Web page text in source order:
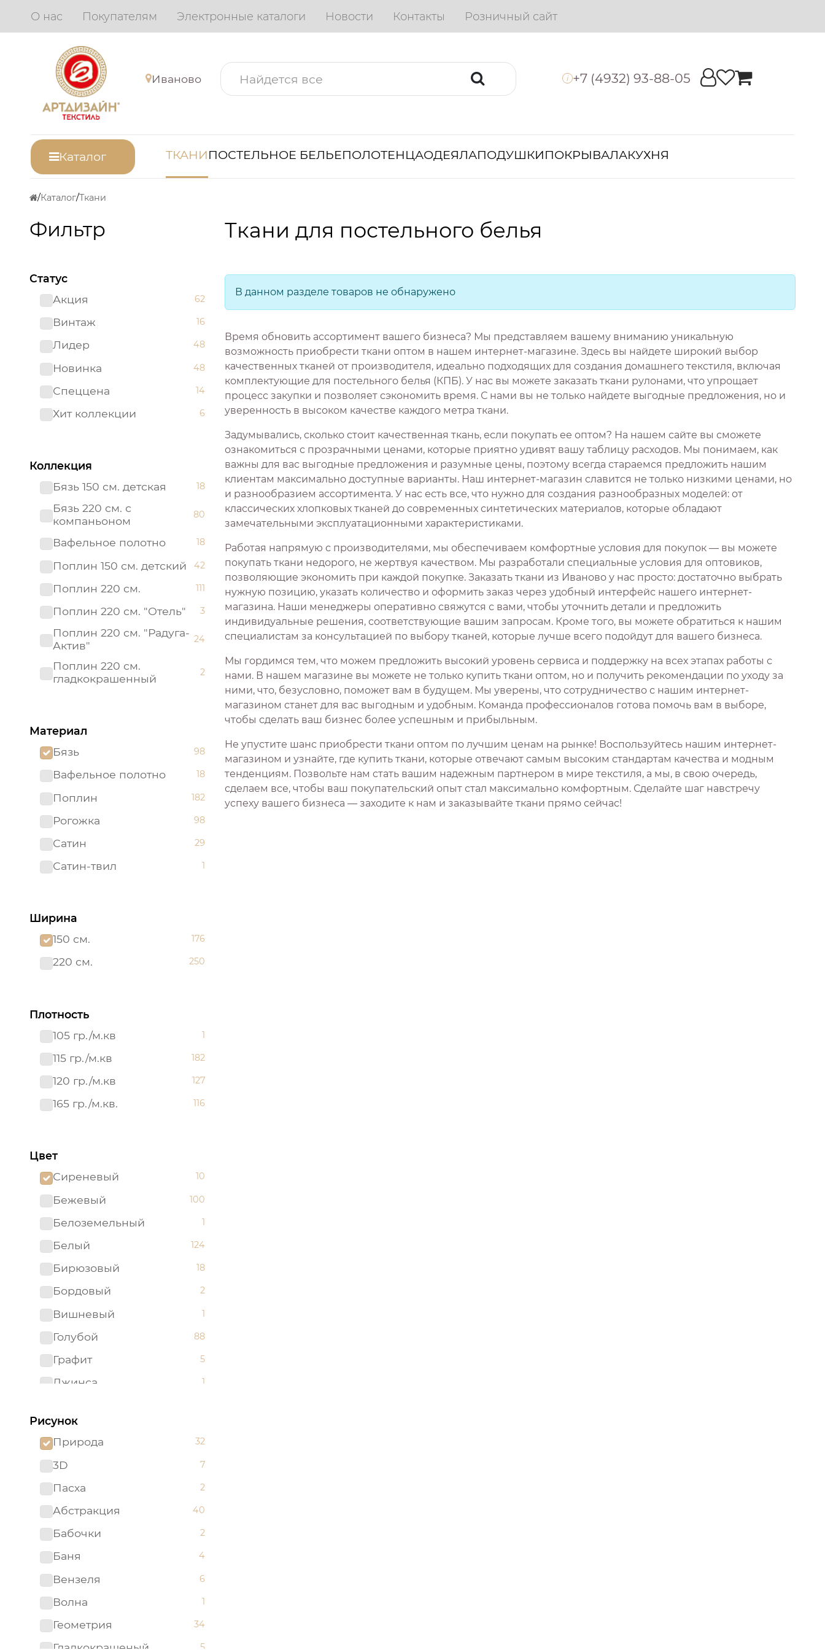
О нас Покупателям Электронные каталоги Новости Контакты Розничный сайт
Иваново i +7 (4932) 93-88-05
Каталог ТКАНИПОСТЕЛЬНОЕ БЕЛЬЕПОЛОТЕНЦАОДЕЯЛАПОДУШКИПОКРЫВАЛАКУХНЯ
Каталог Ткани
Фильтр
Статус
Акция
62
Винтаж 16
Лидер 48
Новинка 48
Спеццена 14
Хит коллекции 6
Коллекция
Бязь 150 см. детская
18
Бязь 220 см. с
компаньоном
80
Вафельное полотно 18
Поплин 150 см. детский 42
Поплин 220 см. 111
Поплин 220 см. "Отель" 3
Поплин 220 см. "Радуга-
Актив"
24
Поплин 220 см.
гладкокрашенный
2
Рогожка 150 см.
Сатин 220 см 19
Сатин 220 см.
гладкокрашенный
9
Сатин-твил 220 см 1
Материал
Бязь
98
Вафельное полотно 18
Поплин 182
Рогожка 98
Сатин 29
Сатин-твил 1
Ширина
150 см.
176
220 см. 250
Плотность
105 гр./м.кв
1
115 гр./м.кв 182
120 гр./м.кв 127
165 гр./м.кв. 116
Цвет
Сиреневый
10
Бежевый 100
Белоземельный 1
Белый 124
Бирюзовый 18
Бордовый 2
Вишневый 1
Голубой 88
Графит 5
Джинса 1
Зеленый
Золотистый
Золотой
Изумрудный
Капучино
Коричневый
Красный
Ментоловый
Мятный
Оливковый
Рисунок
Природа
32
3D 7
Пасха 2
Абстракция 40
Бабочки 2
Баня 4
Вензеля 6
Волна 1
Геометрия 34
Гладкокрашеный 5
Ткани для постельного белья
В данном разделе товаров не обнаружено
Время обновить ассортимент вашего бизнеса? Мы представляем вашему вниманию уникальную
возможность приобрести ткани оптом в нашем интернет-магазине. Здесь вы найдете широкий выбор
качественных тканей от производителя, идеально подходящих для создания домашнего текстиля, включая
комплектующие для постельного белья (КПБ). У нас вы можете заказать ткани рулонами, что упрощает
процесс закупки и позволяет сэкономить время. С нами вы не только найдете выгодные предложения, но и
уверенность в высоком качестве каждого метра ткани.
Задумывались, сколько стоит качественная ткань, если покупать ее оптом? На нашем сайте вы сможете
ознакомиться с прозрачными ценами, которые приятно удивят вашу таблицу расходов. Мы понимаем, как
важны для вас выгодные предложения и разумные цены, поэтому всегда стараемся предложить нашим
клиентам максимально доступные варианты. Наш интернет-магазин славится не только низкими ценами, но
и разнообразием ассортимента. У нас есть все, что нужно для создания разнообразных моделей: от
классических хлопковых тканей до современных синтетических материалов, которые обладают
замечательными эксплуатационными характеристиками.
Работая напрямую с производителями, мы обеспечиваем комфортные условия для покупок — вы можете
покупать ткани недорого, не жертвуя качеством. Мы разработали специальные условия для оптовиков,
позволяющие экономить при каждой покупке. Заказать ткани из Иваново у нас просто: достаточно выбрать
нужную позицию, указать количество и оформить заказ через удобный интерфейс нашего интернет-
магазина. Наши менеджеры оперативно свяжутся с вами, чтобы уточнить детали и предложить
индивидуальные решения, соответствующие вашим запросам. Кроме того, вы можете обратиться к нашим
специалистам за консультацией по выбору тканей, которые лучше всего подойдут для вашего бизнеса.
Мы гордимся тем, что можем предложить высокий уровень сервиса и поддержку на всех этапах работы с
нами. В нашем магазине вы можете не только купить ткани оптом, но и получить рекомендации по уходу за
ними, что, безусловно, поможет вам в будущем. Мы уверены, что сотрудничество с нашим интернет-
магазином станет для вас выгодным и удобным. Команда профессионалов готова помочь вам в выборе,
чтобы сделать ваш бизнес более успешным и прибыльным.
Не упустите шанс приобрести ткани оптом по лучшим ценам на рынке! Воспользуйтесь нашим интернет-
магазином и узнайте, где купить ткани, которые отвечают самым высоким стандартам качества и модным
тенденциям. Позвольте нам стать вашим надежным партнером в мире текстиля, а мы, в свою очередь,
сделаем все, чтобы ваш покупательский опыт стал максимально комфортным. Сделайте шаг навстречу
успеху вашего бизнеса — заходите к нам и заказывайте ткани прямо сейчас!